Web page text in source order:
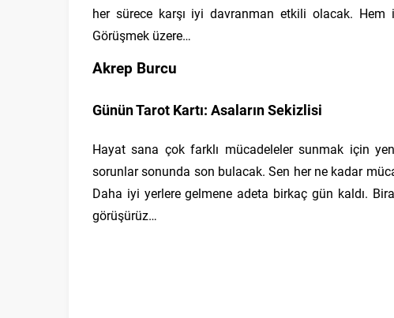
her sürece karşı iyi davranman etkili olacak.
Görüşmek üzere…
Akrep Burcu
Günün Tarot Kartı: Asaların Sekizlisi
Hayat sana çok farklı mücadeleler sunmak için
sorunlar sonunda son bulacak. Sen her ne kadar
Daha iyi yerlere gelmene adeta birkaç gün kaldı.
görüşürüz…